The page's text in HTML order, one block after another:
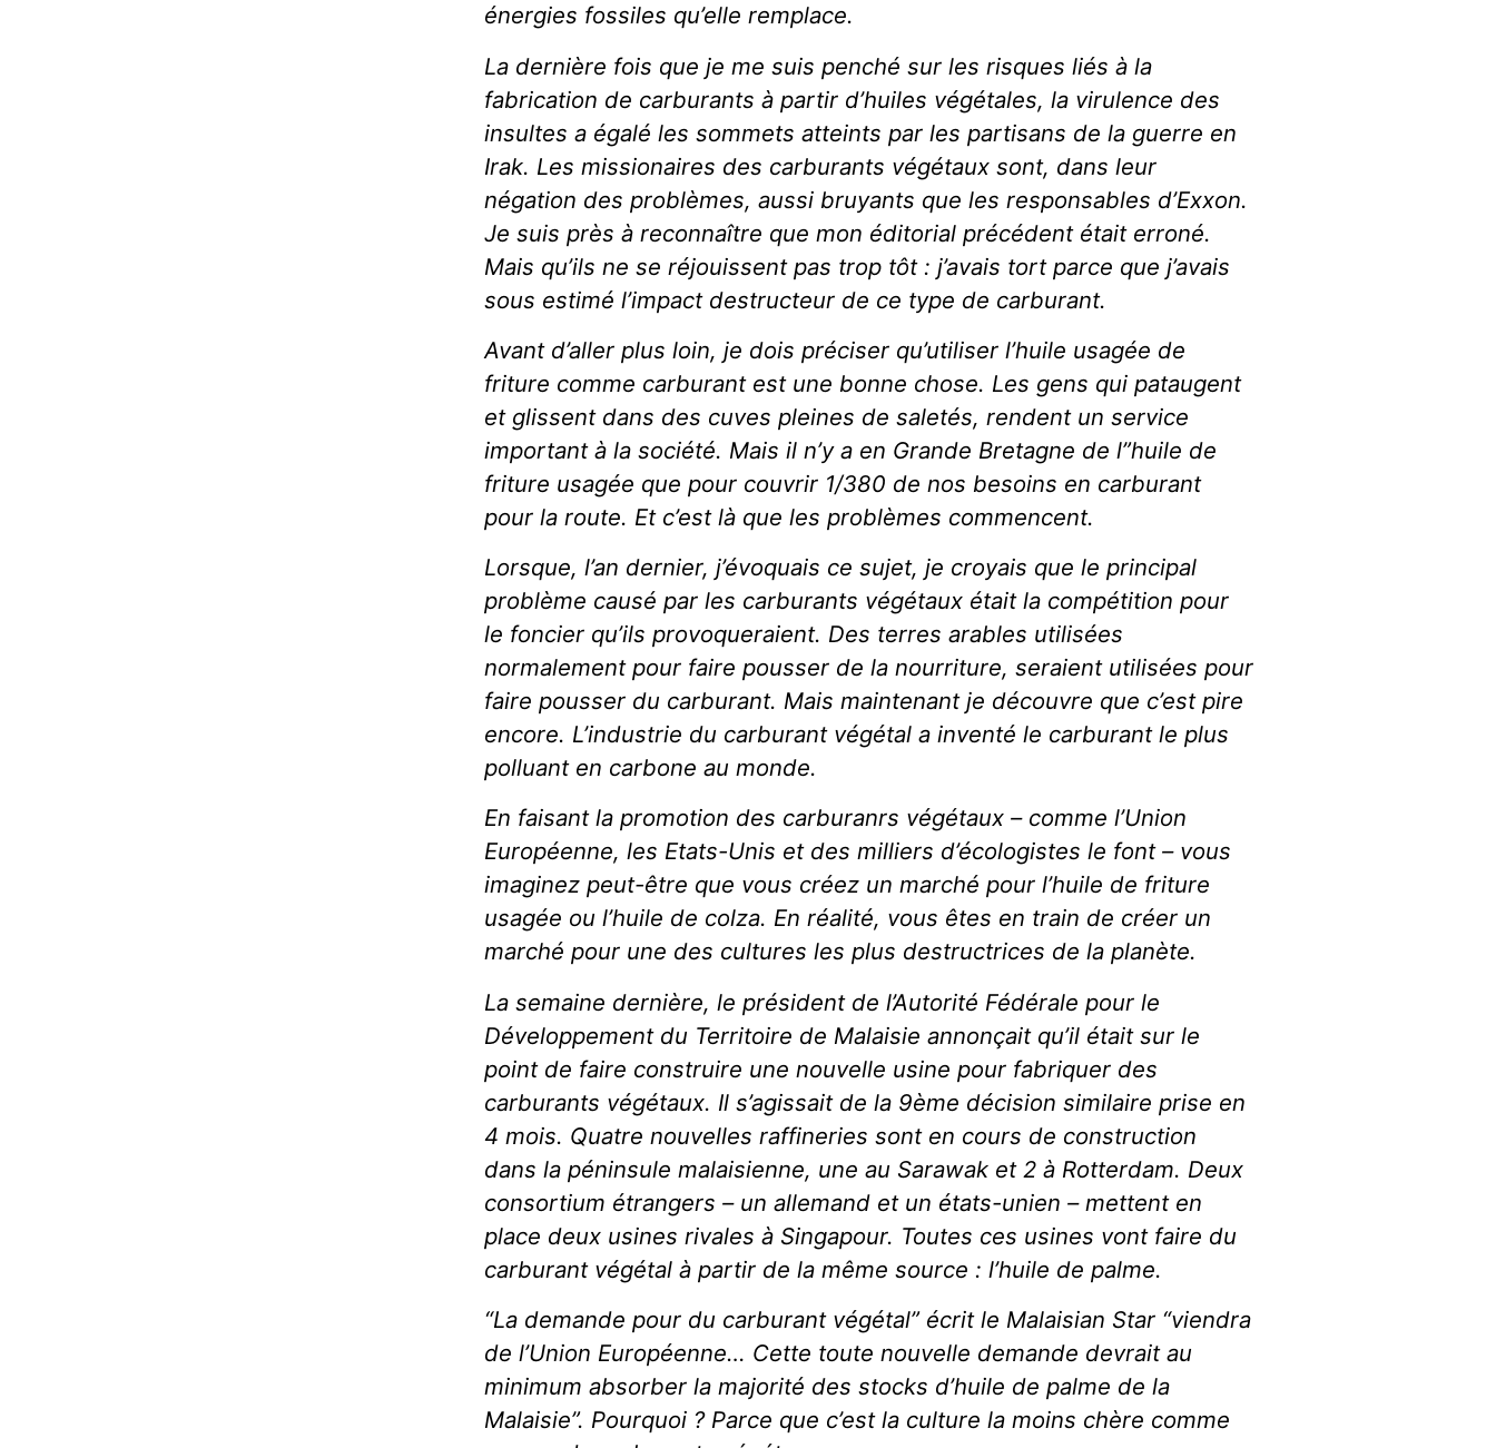
énergies fossiles qu’elle remplace.
La dernière fois que je me suis penché sur les risques liés à la
fabrication de carburants à partir d’huiles végétales, la virulence des
insultes a égalé les sommets atteints par les partisans de la guerre en
Irak. Les missionaires des carburants végétaux sont, dans leur
négation des problèmes, aussi bruyants que les responsables d’Exxon.
Je suis près à reconnaître que mon éditorial précédent était erroné.
Mais qu’ils ne se réjouissent pas trop tôt : j’avais tort parce que j’avais
sous estimé l’impact destructeur de ce type de carburant.
Avant d’aller plus loin, je dois préciser qu’utiliser l’huile usagée de
friture comme carburant est une bonne chose. Les gens qui pataugent
et glissent dans des cuves pleines de saletés, rendent un service
important à la société. Mais il n’y a en Grande Bretagne de l”huile de
friture usagée que pour couvrir 1/380 de nos besoins en carburant
pour la route. Et c’est là que les problèmes commencent.
Lorsque, l’an dernier, j’évoquais ce sujet, je croyais que le principal
problème causé par les carburants végétaux était la compétition pour
le foncier qu’ils provoqueraient. Des terres arables utilisées
normalement pour faire pousser de la nourriture, seraient utilisées pour
faire pousser du carburant. Mais maintenant je découvre que c’est pire
encore. L’industrie du carburant végétal a inventé le carburant le plus
polluant en carbone au monde.
En faisant la promotion des carburanrs végétaux – comme l’Union
Européenne, les Etats-Unis et des milliers d’écologistes le font – vous
imaginez peut-être que vous créez un marché pour l’huile de friture
usagée ou l’huile de colza. En réalité, vous êtes en train de créer un
marché pour une des cultures les plus destructrices de la planète.
La semaine dernière, le président de l’Autorité Fédérale pour le
Développement du Territoire de Malaisie annonçait qu’il était sur le
point de faire construire une nouvelle usine pour fabriquer des
carburants végétaux. Il s’agissait de la 9ème décision similaire prise en
4 mois. Quatre nouvelles raffineries sont en cours de construction
dans la péninsule malaisienne, une au Sarawak et 2 à Rotterdam. Deux
consortium étrangers – un allemand et un états-unien – mettent en
place deux usines rivales à Singapour. Toutes ces usines vont faire du
carburant végétal à partir de la même source : l’huile de palme.
“La demande pour du carburant végétal” écrit le Malaisian Star “viendra
de l’Union Européenne… Cette toute nouvelle demande devrait au
minimum absorber la majorité des stocks d’huile de palme de la
Malaisie”. Pourquoi ? Parce que c’est la culture la moins chère comme